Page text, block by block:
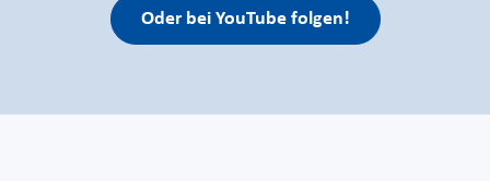
Oder bei YouTube folgen!